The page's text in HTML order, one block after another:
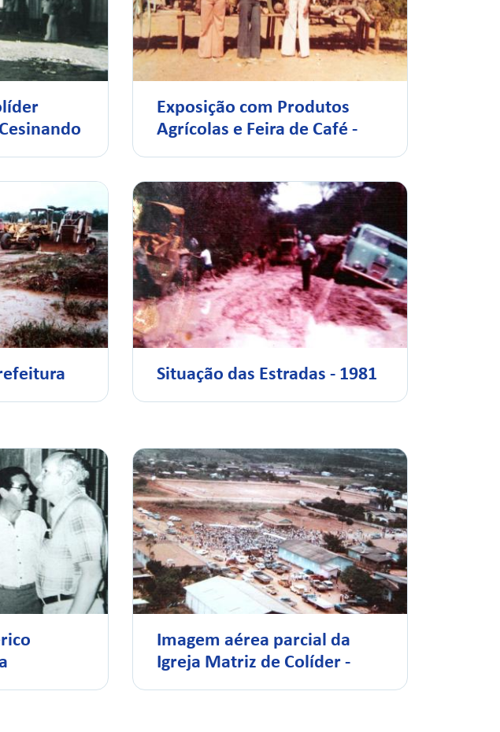
Exposição com Produtos
Agrícolas e Feira de Café -
Situação das Estradas - 1981
Imagem aérea parcial da
Igreja Matriz de Colíder -